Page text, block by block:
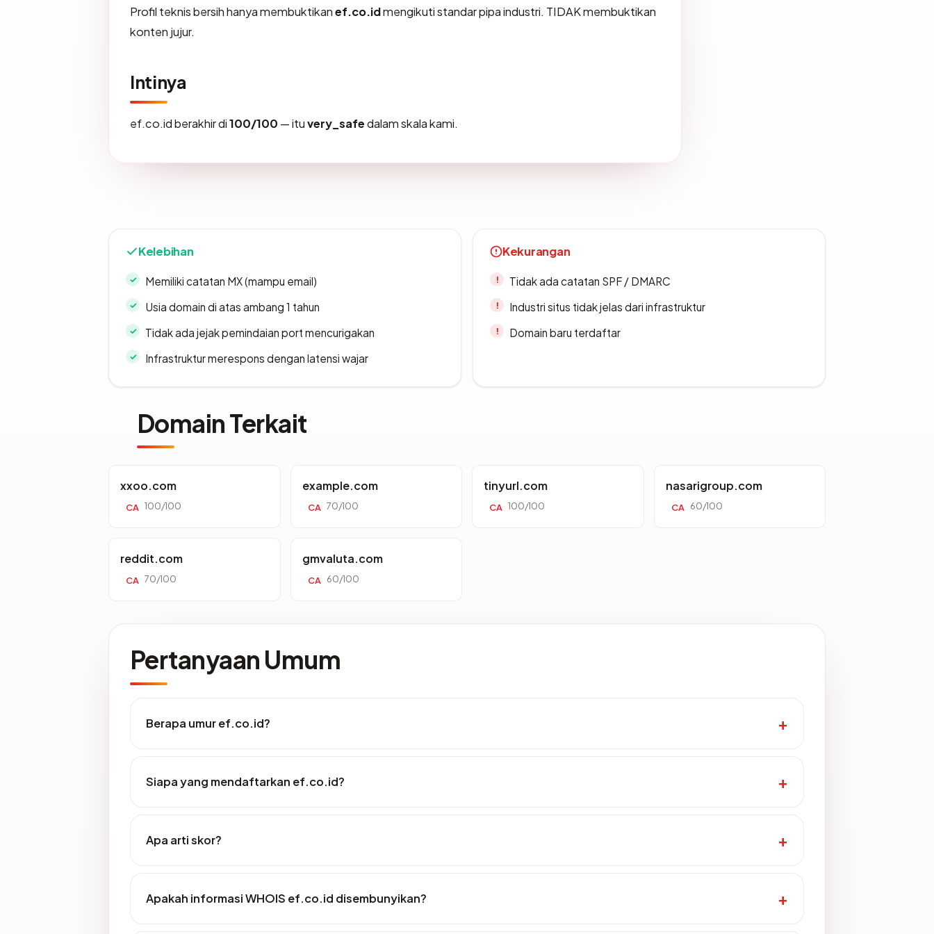
Profil teknis bersih hanya membuktikanef.co.idmengikuti standar pipa industri. TIDAK membuktikan
konten jujur.
Intinya
ef.co.id berakhir di100/100 — ituvery_safedalam skala kami.
Kelebihan
Memiliki catatan MX (mampu email)
Usia domain di atas ambang 1 tahun
Tidak ada jejak pemindaian port mencurigakan
Infrastruktur merespons dengan latensi wajar
Kekurangan
Tidak ada catatan SPF / DMARC
Industri situs tidak jelas dari infrastruktur
Domain baru terdaftar
Domain Terkait
xxoo.com
CA 100/100
example.com
CA 70/100
tinyurl.com
CA 100/100
nasarigroup.com
CA 60/100
reddit.com
CA 70/100
gmvaluta.com
CA 60/100
Pertanyaan Umum
Berapa umur ef.co.id?
Siapa yang mendaftarkan ef.co.id?
Apa arti skor?
Apakah informasi WHOIS ef.co.id disembunyikan?